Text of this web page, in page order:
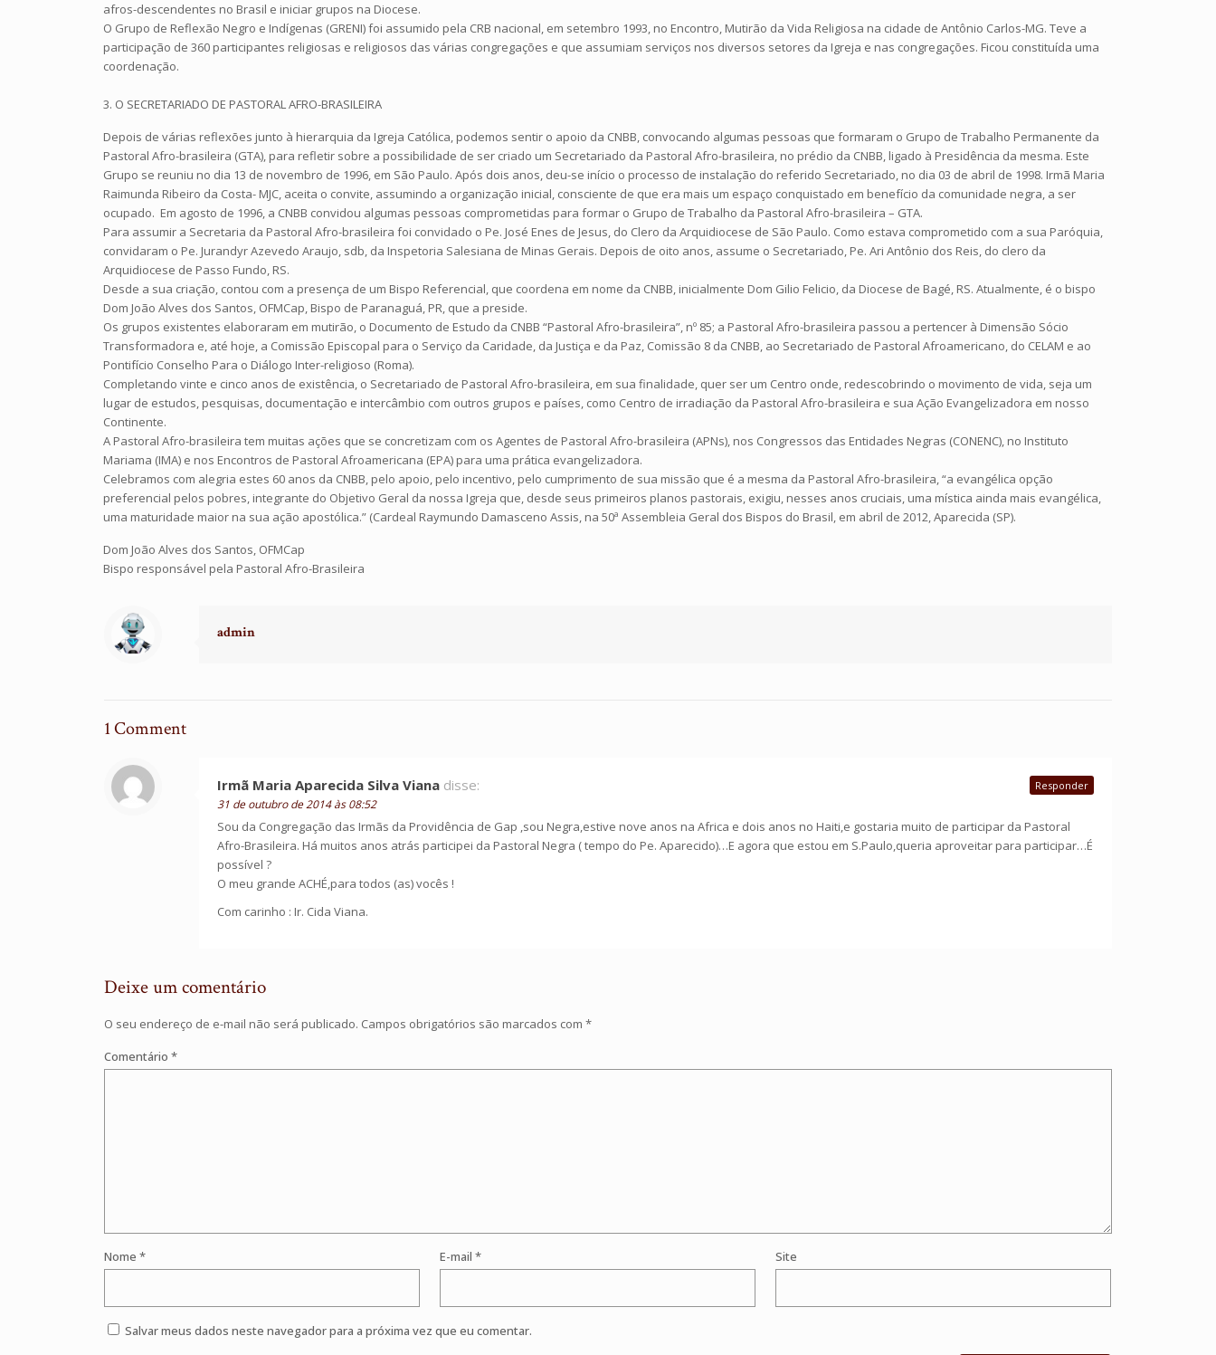
afros-descendentes no Brasil e iniciar grupos na Diocese.
O Grupo de Reflexão Negro e Indígenas (GRENI) foi assumido pela CRB nacional, em setembro 1993, no Encontro, Mutirão da Vida Religiosa na cidade de Antônio Carlos-MG. Teve a
participação de 360 participantes religiosas e religiosos das várias congregações e que assumiam serviços nos diversos setores da Igreja e nas congregações. Ficou constituída uma
coordenação.
3. O SECRETARIADO DE PASTORAL AFRO-BRASILEIRA
Depois de várias reflexões junto à hierarquia da Igreja Católica, podemos sentir o apoio da CNBB, convocando algumas pessoas que formaram o Grupo de Trabalho Permanente da
Pastoral Afro-brasileira (GTA), para refletir sobre a possibilidade de ser criado um Secretariado da Pastoral Afro-brasileira, no prédio da CNBB, ligado à Presidência da mesma. Este
Grupo se reuniu no dia 13 de novembro de 1996, em São Paulo. Após dois anos, deu-se início o processo de instalação do referido Secretariado, no dia 03 de abril de 1998. Irmã Maria
Raimunda Ribeiro da Costa- MJC, aceita o convite, assumindo a organização inicial, consciente de que era mais um espaço conquistado em benefício da comunidade negra, a ser
ocupado. Em agosto de 1996, a CNBB convidou algumas pessoas comprometidas para formar o Grupo de Trabalho da Pastoral Afro-brasileira – GTA.
Para assumir a Secretaria da Pastoral Afro-brasileira foi convidado o Pe. José Enes de Jesus, do Clero da Arquidiocese de São Paulo. Como estava comprometido com a sua Paróquia,
convidaram o Pe. Jurandyr Azevedo Araujo, sdb, da Inspetoria Salesiana de Minas Gerais. Depois de oito anos, assume o Secretariado, Pe. Ari Antônio dos Reis, do clero da
Arquidiocese de Passo Fundo, RS.
Desde a sua criação, contou com a presença de um Bispo Referencial, que coordena em nome da CNBB, inicialmente Dom Gilio Felicio, da Diocese de Bagé, RS. Atualmente, é o bispo
Dom João Alves dos Santos, OFMCap, Bispo de Paranaguá, PR, que a preside.
Os grupos existentes elaboraram em mutirão, o Documento de Estudo da CNBB “Pastoral Afro-brasileira”, nº 85; a Pastoral Afro-brasileira passou a pertencer à Dimensão Sócio
Transformadora e, até hoje, a Comissão Episcopal para o Serviço da Caridade, da Justiça e da Paz, Comissão 8 da CNBB, ao Secretariado de Pastoral Afroamericano, do CELAM e ao
Pontifício Conselho Para o Diálogo Inter-religioso (Roma).
Completando vinte e cinco anos de existência, o Secretariado de Pastoral Afro-brasileira, em sua finalidade, quer ser um Centro onde, redescobrindo o movimento de vida, seja um
lugar de estudos, pesquisas, documentação e intercâmbio com outros grupos e países, como Centro de irradiação da Pastoral Afro-brasileira e sua Ação Evangelizadora em nosso
Continente.
A Pastoral Afro-brasileira tem muitas ações que se concretizam com os Agentes de Pastoral Afro-brasileira (APNs), nos Congressos das Entidades Negras (CONENC), no Instituto
Mariama (IMA) e nos Encontros de Pastoral Afroamericana (EPA) para uma prática evangelizadora.
Celebramos com alegria estes 60 anos da CNBB, pelo apoio, pelo incentivo, pelo cumprimento de sua missão que é a mesma da Pastoral Afro-brasileira, “a evangélica opção
preferencial pelos pobres, integrante do Objetivo Geral da nossa Igreja que, desde seus primeiros planos pastorais, exigiu, nesses anos cruciais, uma mística ainda mais evangélica,
uma maturidade maior na sua ação apostólica.” (Cardeal Raymundo Damasceno Assis, na 50ª Assembleia Geral dos Bispos do Brasil, em abril de 2012, Aparecida (SP).
Dom João Alves dos Santos, OFMCap
Bispo responsável pela Pastoral Afro-Brasileira
admin
1 Comment
Irmã Maria Aparecida Silva Viana disse:
31 de outubro de 2014 às 08:52
Sou da Congregação das Irmãs da Providência de Gap ,sou Negra,estive nove anos na Africa e dois anos no Haiti,e gostaria muito de participar da Pastoral
Afro-Brasileira. Há muitos anos atrás participei da Pastoral Negra ( tempo do Pe. Aparecido)…E agora que estou em S.Paulo,queria aproveitar para participar…É
possível ?
O meu grande ACHÉ,para todos (as) vocês !
Com carinho : Ir. Cida Viana.
Responder
Deixe um comentário
O seu endereço de e-mail não será publicado. Campos obrigatórios são marcados com *
Comentário *
Nome * E-mail * Site
Salvar meus dados neste navegador para a próxima vez que eu comentar.